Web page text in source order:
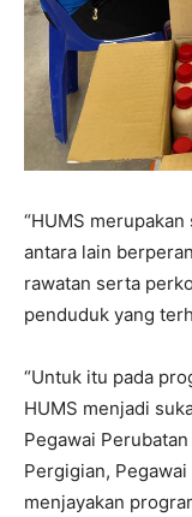
“HUMS
antara lain
rawatan serta
penduduk yang
“Untuk itu pada
HUMS menjadi
Pegawai
Pergigian,
menjayakan